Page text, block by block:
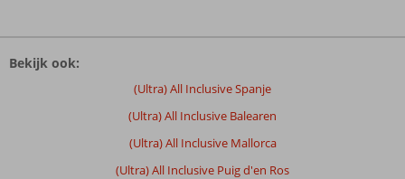
zijn
Bekijk ook:
(Ultra) All Inclusive Spanje
(Ultra) All Inclusive Balearen
(Ultra) All Inclusive Mallorca
(Ultra) All Inclusive Puig d'en Ros